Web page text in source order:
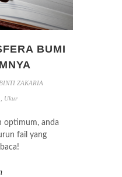
BUMI
ZAKARIA
Ukur
optimum, anda
fail yang